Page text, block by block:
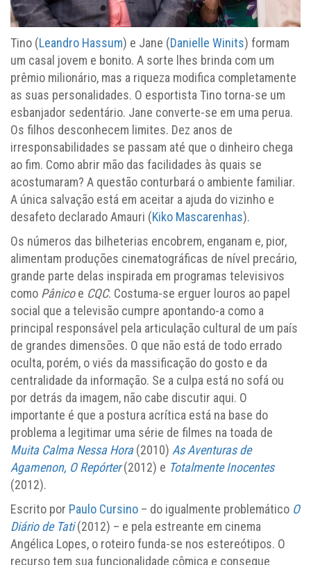
Tino (Leandro Hassum) e Jane (Danielle Winits) formam
um casal jovem e bonito. A sorte lhes brinda com um
prêmio milionário, mas a riqueza modifica completamente
as suas personalidades. O esportista Tino torna-se um
esbanjador sedentário. Jane converte-se em uma perua.
Os filhos desconhecem limites. Dez anos de
irresponsabilidades se passam até que o dinheiro chega
ao fim. Como abrir mão das facilidades às quais se
acostumaram? A questão conturbará o ambiente familiar.
A única salvação está em aceitar a ajuda do vizinho e
desafeto declarado Amauri (Kiko Mascarenhas).
Os números das bilheterias encobrem, enganam e, pior,
alimentam produções cinematográficas de nível precário,
grande parte delas inspirada em programas televisivos
como Pânicoe CQC. Costuma-se erguer louros ao papel
social que a televisão cumpre apontando-a como a
principal responsável pela articulação cultural de um país
de grandes dimensões. O que não está de todo errado
oculta, porém, o viés da massificação do gosto e da
centralidade da informação. Se a culpa está no sofá ou
por detrás da imagem, não cabe discutir aqui. O
importante é que a postura acrítica está na base do
problema a legitimar uma série de filmes na toada de
Muita Calma Nessa Hora(2010) As Aventuras de
Agamenon, O Repórter (2012) e Totalmente Inocentes
(2012).
Escrito por Paulo Cursino – do igualmente problemático O
Diário de Tati (2012) – e pela estreante em cinema
Angélica Lopes, o roteiro funda-se nos estereótipos. O
recurso tem sua funcionalidade cômica e consegue